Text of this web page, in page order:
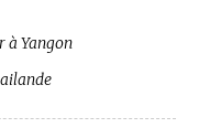
à Yangon